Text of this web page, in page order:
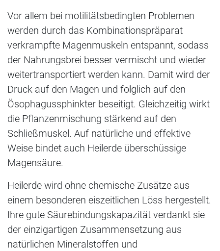
Vor allem bei motilitätsbedingten Problemen
werden durch das Kombinationspräparat
verkrampfte Magenmuskeln entspannt, sodass
der Nahrungsbrei besser vermischt und wieder
weitertransportiert werden kann. Damit wird der
Druck auf den Magen und folglich auf den
Ösophagussphinkter beseitigt. Gleichzeitig wirkt
die Pflanzenmischung stärkend auf den
Schließmuskel. Auf natürliche und effektive
Weise bindet auch Heilerde überschüssige
Magensäure.
Heilerde wird ohne chemische Zusätze aus
einem besonderen eiszeitlichen Löss hergestellt.
Ihre gute Säurebindungskapazität verdankt sie
der einzigartigen Zusammensetzung aus
natürlichen Mineralstoffen und